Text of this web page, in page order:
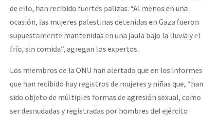
de ello, han recibido fuertes palizas. “Al menos en una
ocasión, las mujeres palestinas detenidas en Gaza fueron
supuestamente mantenidas en una jaula bajo la lluvia y el
frío, sin comida”, agregan los expertos.
Los miembros de la ONU han alertado que en los informes
que han recibido hay registros de mujeres y niñas que, “han
sido objeto de múltiples formas de agresión sexual, como
ser desnudadas y registradas por hombres del ejército